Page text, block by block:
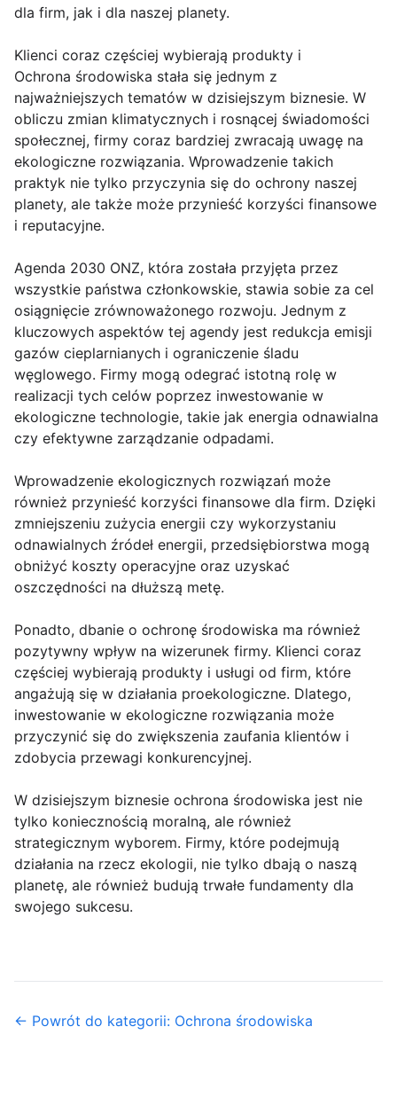
dla firm, jak i dla naszej planety.
Klienci coraz częściej wybierają produkty i
Ochrona środowiska stała się jednym z
najważniejszych tematów w dzisiejszym biznesie. W
obliczu zmian klimatycznych i rosnącej świadomości
społecznej, firmy coraz bardziej zwracają uwagę na
ekologiczne rozwiązania. Wprowadzenie takich
praktyk nie tylko przyczynia się do ochrony naszej
planety, ale także może przynieść korzyści finansowe
i reputacyjne.
Agenda 2030 ONZ, która została przyjęta przez
wszystkie państwa członkowskie, stawia sobie za cel
osiągnięcie zrównoważonego rozwoju. Jednym z
kluczowych aspektów tej agendy jest redukcja emisji
gazów cieplarnianych i ograniczenie śladu
węglowego. Firmy mogą odegrać istotną rolę w
realizacji tych celów poprzez inwestowanie w
ekologiczne technologie, takie jak energia odnawialna
czy efektywne zarządzanie odpadami.
Wprowadzenie ekologicznych rozwiązań może
również przynieść korzyści finansowe dla firm. Dzięki
zmniejszeniu zużycia energii czy wykorzystaniu
odnawialnych źródeł energii, przedsiębiorstwa mogą
obniżyć koszty operacyjne oraz uzyskać
oszczędności na dłuższą metę.
Ponadto, dbanie o ochronę środowiska ma również
pozytywny wpływ na wizerunek firmy. Klienci coraz
częściej wybierają produkty i usługi od firm, które
angażują się w działania proekologiczne. Dlatego,
inwestowanie w ekologiczne rozwiązania może
przyczynić się do zwiększenia zaufania klientów i
zdobycia przewagi konkurencyjnej.
W dzisiejszym biznesie ochrona środowiska jest nie
tylko koniecznością moralną, ale również
strategicznym wyborem. Firmy, które podejmują
działania na rzecz ekologii, nie tylko dbają o naszą
planetę, ale również budują trwałe fundamenty dla
swojego sukcesu.
← Powrót do kategorii: Ochrona środowiska